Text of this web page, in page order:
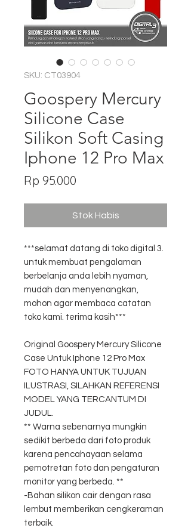
SKU: CT03904
Goospery Mercury
Silicone Case
Silikon Soft Casing
Iphone 12 Pro Max
Rp 95.000
Stok Habis
***selamat datang di toko digital 3.
untuk membuat pengalaman
berbelanja anda lebih nyaman,
mudah dan menyenangkan,
mohon agar membaca catatan
toko kami. terima kasih***
Original Goospery Mercury Silicone
Case Untuk Iphone 12 Pro Max
FOTO HANYA UNTUK TUJUAN
ILUSTRASI, SILAHKAN REFERENSI
MODEL YANG TERCANTUM DI
JUDUL.
** Warna sebenarnya mungkin
sedikit berbeda dari foto produk
karena pencahayaan selama
pemotretan foto dan pengaturan
monitor yang berbeda. **
-Bahan silikon cair dengan rasa
lembut memberikan cengkeraman
terbaik.